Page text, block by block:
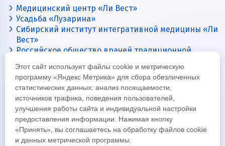
Медицинский центр «Ли Вест»
Усадьба «Лузарина»
Сибирский институт интегративной медицины «Ли
Вест»
Российское общество врачей традиционной
Цигун с Ли Вест
Этот сайт использует файлы cookie и метрическую
программу «Яндекс Метрика» для сбора обезличенных
статистических данных: анализ посещаемости,
источников трафика, поведения пользователей,
улучшения работы сайта и индивидуальной настройки
предоставления информации. Нажимая кнопку
«Принять», вы соглашаетесь на обработку файлов cookie
и данных метрической программы.